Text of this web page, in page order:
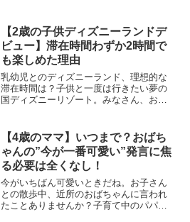
すが、私が特に意識しているのは決断力
です。なぜ決断力を意識...
【2歳の子供ディズニーランドデ
ビュー】滞在時間わずか2時間で
も楽しめた理由
乳幼児とのディズニーランド、理想的な
滞在時間は？子供と一度は行きたい夢の
国ディズニーリゾート。みなさん、お子
てディズニーランドに行きました。片道5
時間かけて行ったディ...
【4歳のママ】いつまで？おばち
ゃんの”今が一番可愛い”発言に焦
る必要は全くなし！
今がいちばん可愛いときだね。お子さん
との散歩中、近所のおばちゃんに言われ
たことありませんか？子育て中のパパマ